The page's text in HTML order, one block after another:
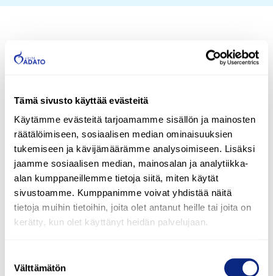
Tämä sivusto käyttää evästeitä
Käytämme evästeitä tarjoamamme sisällön ja mainosten
räätälöimiseen, sosiaalisen median ominaisuuksien
tukemiseen ja kävijämäärämme analysoimiseen. Lisäksi
jaamme sosiaalisen median, mainosalan ja analytiikka-
alan kumppaneillemme tietoja siitä, miten käytät
sivustoamme. Kumppanimme voivat yhdistää näitä
tietoja muihin tietoihin, joita olet antanut heille tai joita on
kerätty, kun olet käyttänyt heidän palvelujaan.
valinta
Välttämätön
Henkilökohtainen apu
yli 15 vuoden
kokemuksella Adatolla